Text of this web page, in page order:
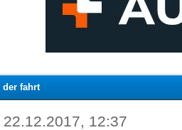
der fahrt
22.12.2017, 12:37